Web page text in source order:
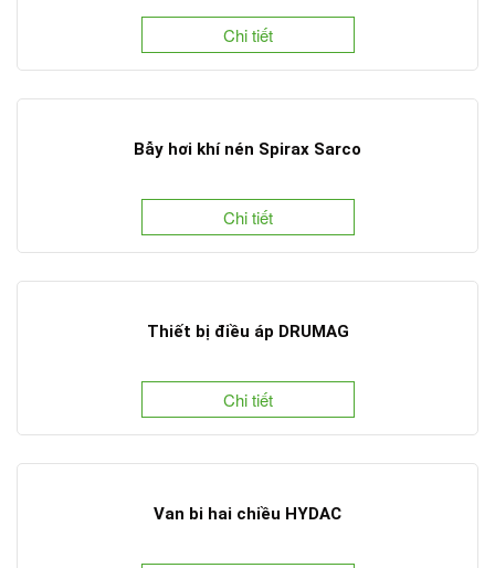
Chi tiết
Bẫy hơi khí nén Spirax Sarco
Chi tiết
Thiết bị điều áp DRUMAG
Chi tiết
Van bi hai chiều HYDAC